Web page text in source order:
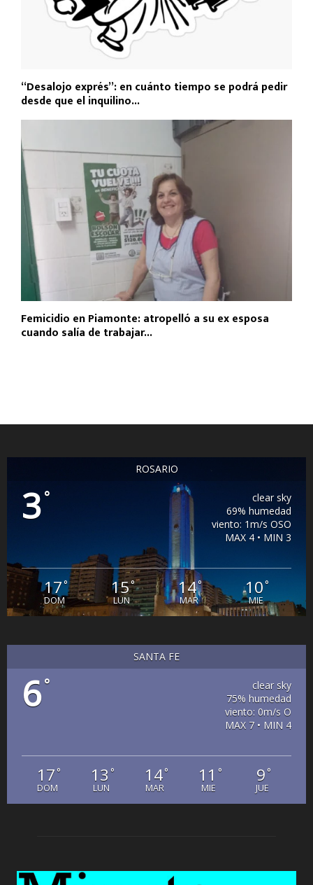
“Desalojo exprés”: en cuánto tiempo se podrá pedir
desde que el inquilino...
Femicidio en Piamonte: atropelló a su ex esposa
cuando salía de trabajar...
ROSARIO
3°
clear sky
69% humedad
viento: 1m/s OSO
MAX 4 • MIN 3
17°
DOM
15°
LUN
14°
MAR
10°
MIE
SANTA FE
6°
clear sky
75% humedad
viento: 0m/s O
MAX 7 • MIN 4
17°
DOM
13 °
LUN
14°
MAR
11 °
MIE
9°
JUE